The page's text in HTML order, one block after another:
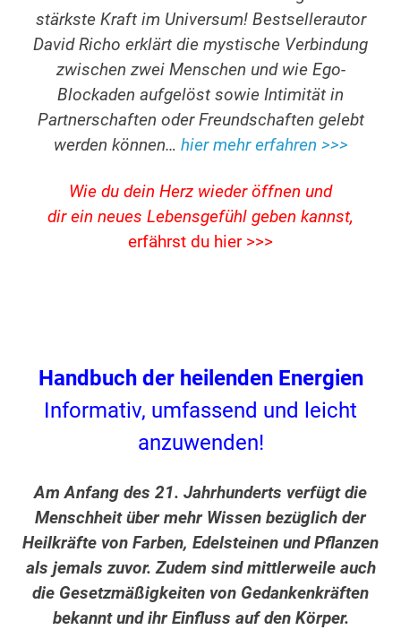
stärkste Kraft im Universum! Bestsellerautor
David Richo erklärt die mystische Verbindung
zwischen zwei Menschen und wie Ego-
Blockaden aufgelöst sowie Intimität in
Partnerschaften oder Freundschaften gelebt
werden können… hier mehr erfahren >>>
Wie du dein Herz wieder öffnen und
dir ein neues Lebensgefühl geben kannst,
erfährst du hier >>>
Handbuch der heilenden Energien
Informativ, umfassend und leicht
anzuwenden!
Am Anfang des 21. Jahrhunderts verfügt die
Menschheit über mehr Wissen bezüglich der
Heilkräfte von Farben, Edelsteinen und Pflanzen
als jemals zuvor. Zudem sind mittlerweile auch
die Gesetzmäßigkeiten von Gedankenkräften
bekannt und ihr Einfluss auf den Körper.